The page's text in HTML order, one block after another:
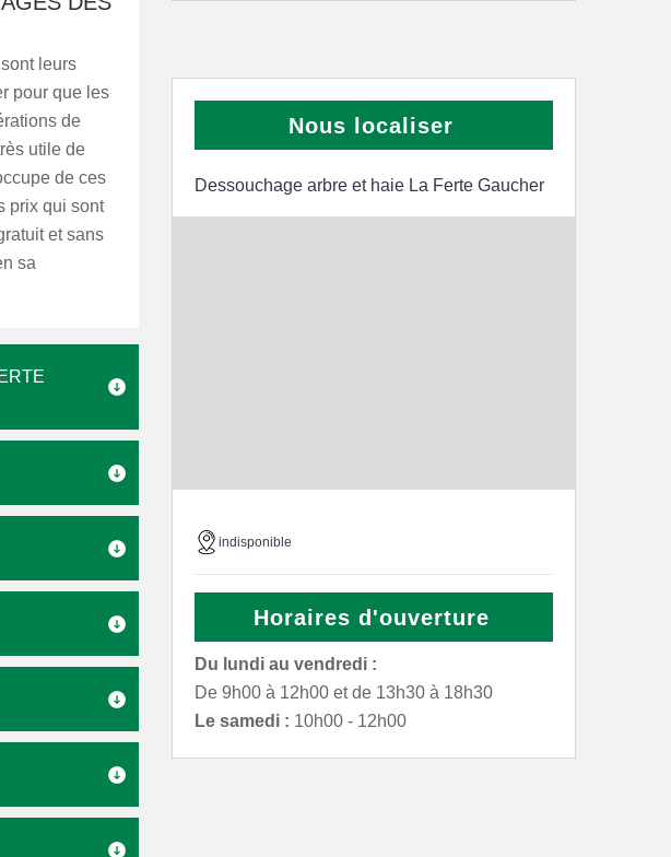
leurs
pour que les
de
utile de
de ces
prix qui sont
et sans
sa
Nous localiser
Dessouchage arbre et haie La Ferte Gaucher
indisponible
Horaires d'ouverture
Du lundi au vendredi :
De 9h00 à 12h00 et de 13h30 à 18h30
Le samedi : 10h00 - 12h00